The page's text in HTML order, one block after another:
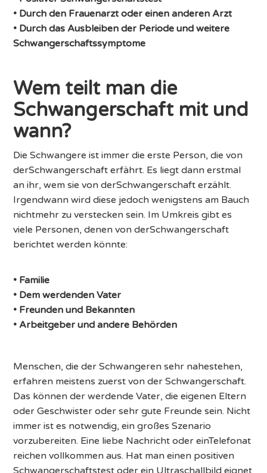
• Durch den Frauenarzt oder einen anderen Arzt
• Durch das Ausbleiben der Periode und weitere
Schwangerschaftssymptome
Wem teilt man die
Schwangerschaft mit und
wann?
Die Schwangere ist immer die erste Person, die von
derSchwangerschaft erfährt. Es liegt dann erstmal
an ihr, wem sie von derSchwangerschaft erzählt.
Irgendwann wird diese jedoch wenigstens am Bauch
nichtmehr zu verstecken sein. Im Umkreis gibt es
viele Personen, denen von derSchwangerschaft
berichtet werden könnte:
• Familie
• Dem werdenden Vater
• Freunden und Bekannten
• Arbeitgeber und andere Behörden
Menschen, die der Schwangeren sehr nahestehen,
erfahren meistens zuerst von der Schwangerschaft.
Das können der werdende Vater, die eigenen Eltern
oder Geschwister oder sehr gute Freunde sein. Nicht
immer ist es notwendig, ein großes Szenario
vorzubereiten. Eine liebe Nachricht oder einTelefonat
reichen vollkommen aus. Hat man einen positiven
Schwangerschaftstest oder ein Ultraschallbild eignet